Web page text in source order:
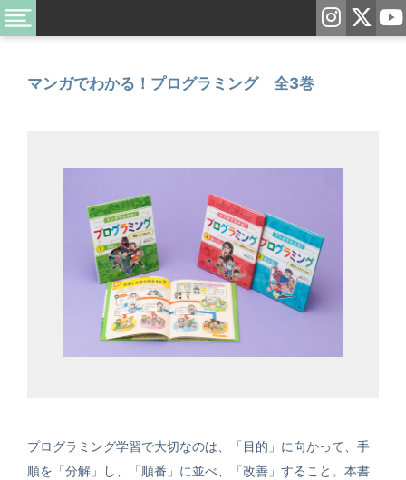
マンガでわかる！プログラミング 全3巻
プログラミング学習で大切なのは、「目的」に向かって、手
順を「分解」し、「順番」に並べ、「改善」すること。本書